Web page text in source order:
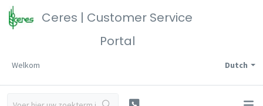
Ceres | Customer Service
Portal
Dutch
Welkom